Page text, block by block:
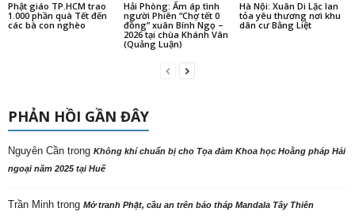
Phật giáo TP.HCM trao
1.000 phần quà Tết đến
các bà con nghèo
Hải Phòng: Ấm áp tình
người Phiên “Chợ tết 0
đồng” xuân Bính Ngọ –
2026 tại chùa Khánh Vân
(Quảng Luận)
Hà Nội: Xuân Di Lặc lan
tỏa yêu thương nơi khu
dân cư Bằng Liệt
PHẢN HỒI GẦN ĐÂY
Nguyên Cần trong Không khí chuẩn bị cho Tọa đàm Khoa học Hoằng pháp Hải
ngoại năm 2025 tại Huế
Trần Minh trong Mở tranh Phật, cầu an trên bảo tháp Mandala Tây Thiên